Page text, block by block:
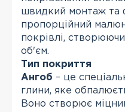
швидкий монтаж та
пропорційний
покрівлі,
об'єм.
Тип покриття
Ангоб – це
глини, яке
Воно створює